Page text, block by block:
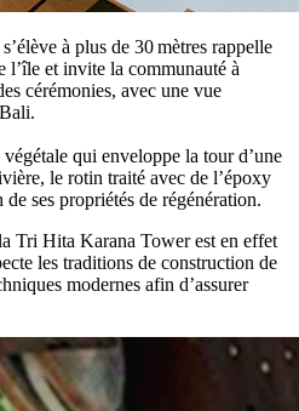
à plus de 30 mètres rappelle
l’île et invite la communauté à
cérémonies, avec une vue
végétale qui enveloppe la tour d’une
le rotin traité avec de l’époxy
ses propriétés de régénération.
Tri Hita Karana Tower est en effet
les traditions de construction de
modernes afin d’assurer